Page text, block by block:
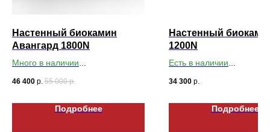
Настенный биокамин
Авангард 1800N
Много в наличии
46 400 р. 55 000 р.
Подробнее
Настенный
1200N
Есть в наличии
34 300 р.
Подробнее